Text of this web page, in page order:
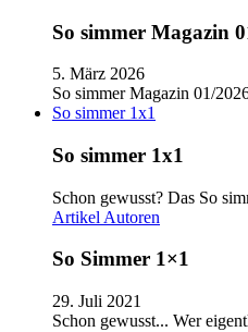
So simmer Magazin
5. März 2026
So simmer Magazin 01/
So simmer 1x1
So simmer 1x1
Schon gewusst? Das So
Artikel Autoren
So Simmer 1×1
29. Juli 2021
Schon gewusst... Wer